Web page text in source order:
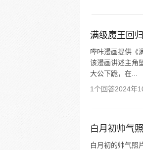
满级魔王回
哔咔漫画提供《
该漫画讲述主角
大公下跪，在...
1个回答2024年
白月初帅气
白月初的帅气照